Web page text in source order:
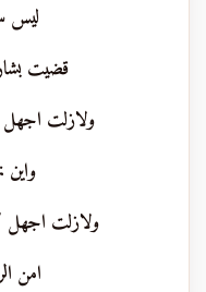
ليس
قضيت
ولازلت
واين
ولازلت اجهل
امن